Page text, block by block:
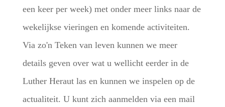
een keer per week) met onder meer links naar de
wekelijkse vieringen en komende activiteiten.
Via zo'n Teken van leven kunnen we meer
details geven over wat u wellicht eerder in de
Luther Heraut las en kunnen we inspelen op de
actualiteit. U kunt zich aanmelden via een mail